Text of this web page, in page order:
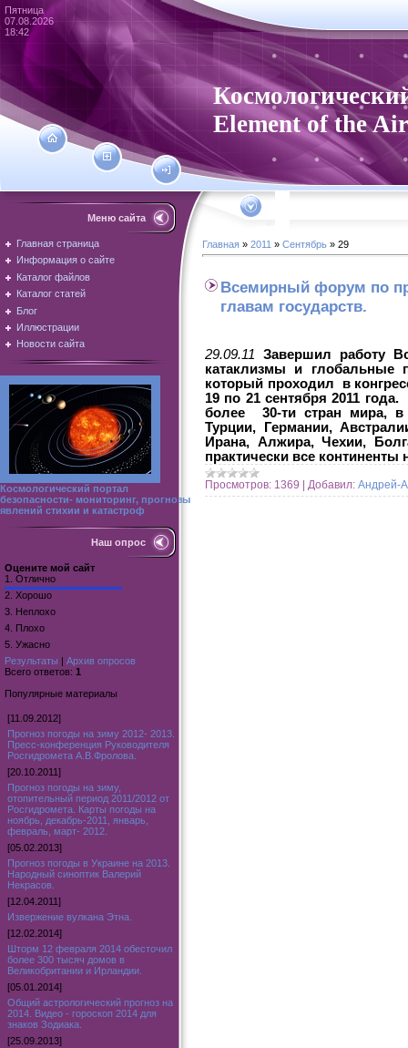
Пятница
07.08.2026
18:42
Element of the Air
Меню сайта
Главная страница
Информация о сайте
Каталог файлов
Каталог статей
Блог
Иллюстрации
Новости сайта
Космологический портал
безопасности- мониторинг, прогнозы
явлений стихии и катастроф
Наш опрос
Оцените мой сайт
1. Отлично
2. Хорошо
3. Неплохо
4. Плохо
5. Ужасно
Результаты | Архив опросов
Всего ответов: 1
Популярные материалы
[11.09.2012]
Прогноз погоды на зиму 2012- 2013.
Пресс-конференция Руководителя
Росгидромета А.В.Фролова.
[20.10.2011]
Прогноз погоды на зиму,
отопительный период 2011/2012 от
Росгидромета. Карты погоды на
ноябрь, декабрь-2011, январь,
февраль, март- 2012.
[05.02.2013]
Прогноз погоды в Украине на 2013.
Народный синоптик Валерий
Некрасов.
[12.04.2011]
Извержение вулкана Этна.
[12.02.2014]
Шторм 12 февраля 2014 обесточил
более 300 тысяч домов в
Великобритании и Ирландии.
[05.01.2014]
Общий астрологический прогноз на
2014. Видео - гороскоп 2014 для
знаков Зодиака.
[25.09.2013]
Главная » 2011 » Сентябрь » 29
Всемирный форум по
главам государств.
29.09.11
Завершил работу
катаклизмы и глобальные
который проходил в
19 по 21 сентября 2011
более 30-ти стран мира,
Турции, Германии,
Ирана, Алжира, Чехии,
практически все
Просмотров: 1369 Добавил: Андрей-